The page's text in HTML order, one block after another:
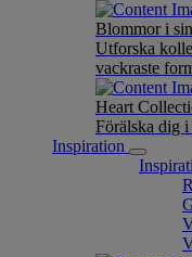
Blommor i
Utforska
vackraste
Heart
Förälska dig
Inspiration